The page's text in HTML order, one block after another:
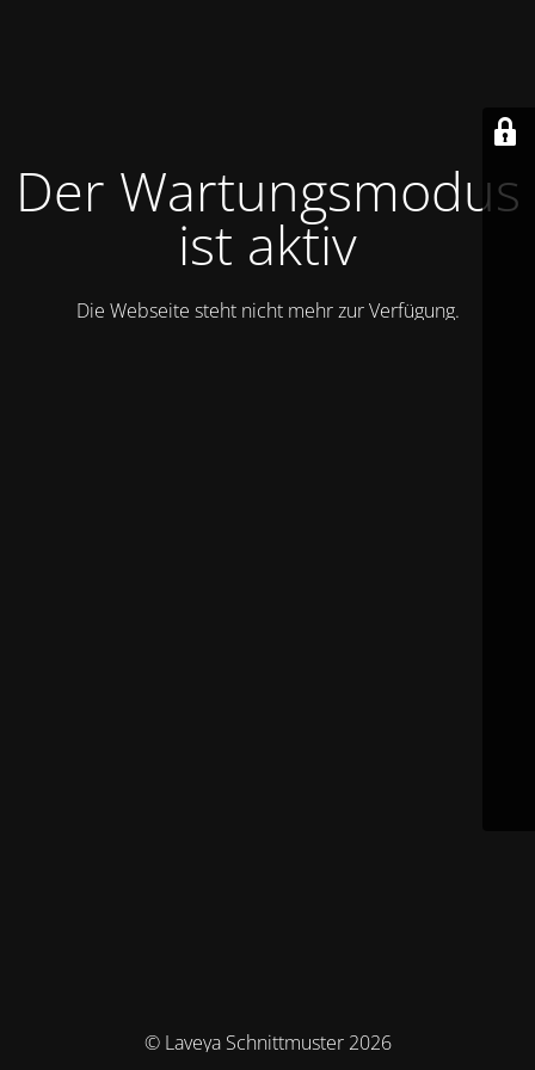
Der Wartungsmodus
ist aktiv
Die Webseite steht nicht mehr zur Verfügung.
© Laveya Schnittmuster 2026